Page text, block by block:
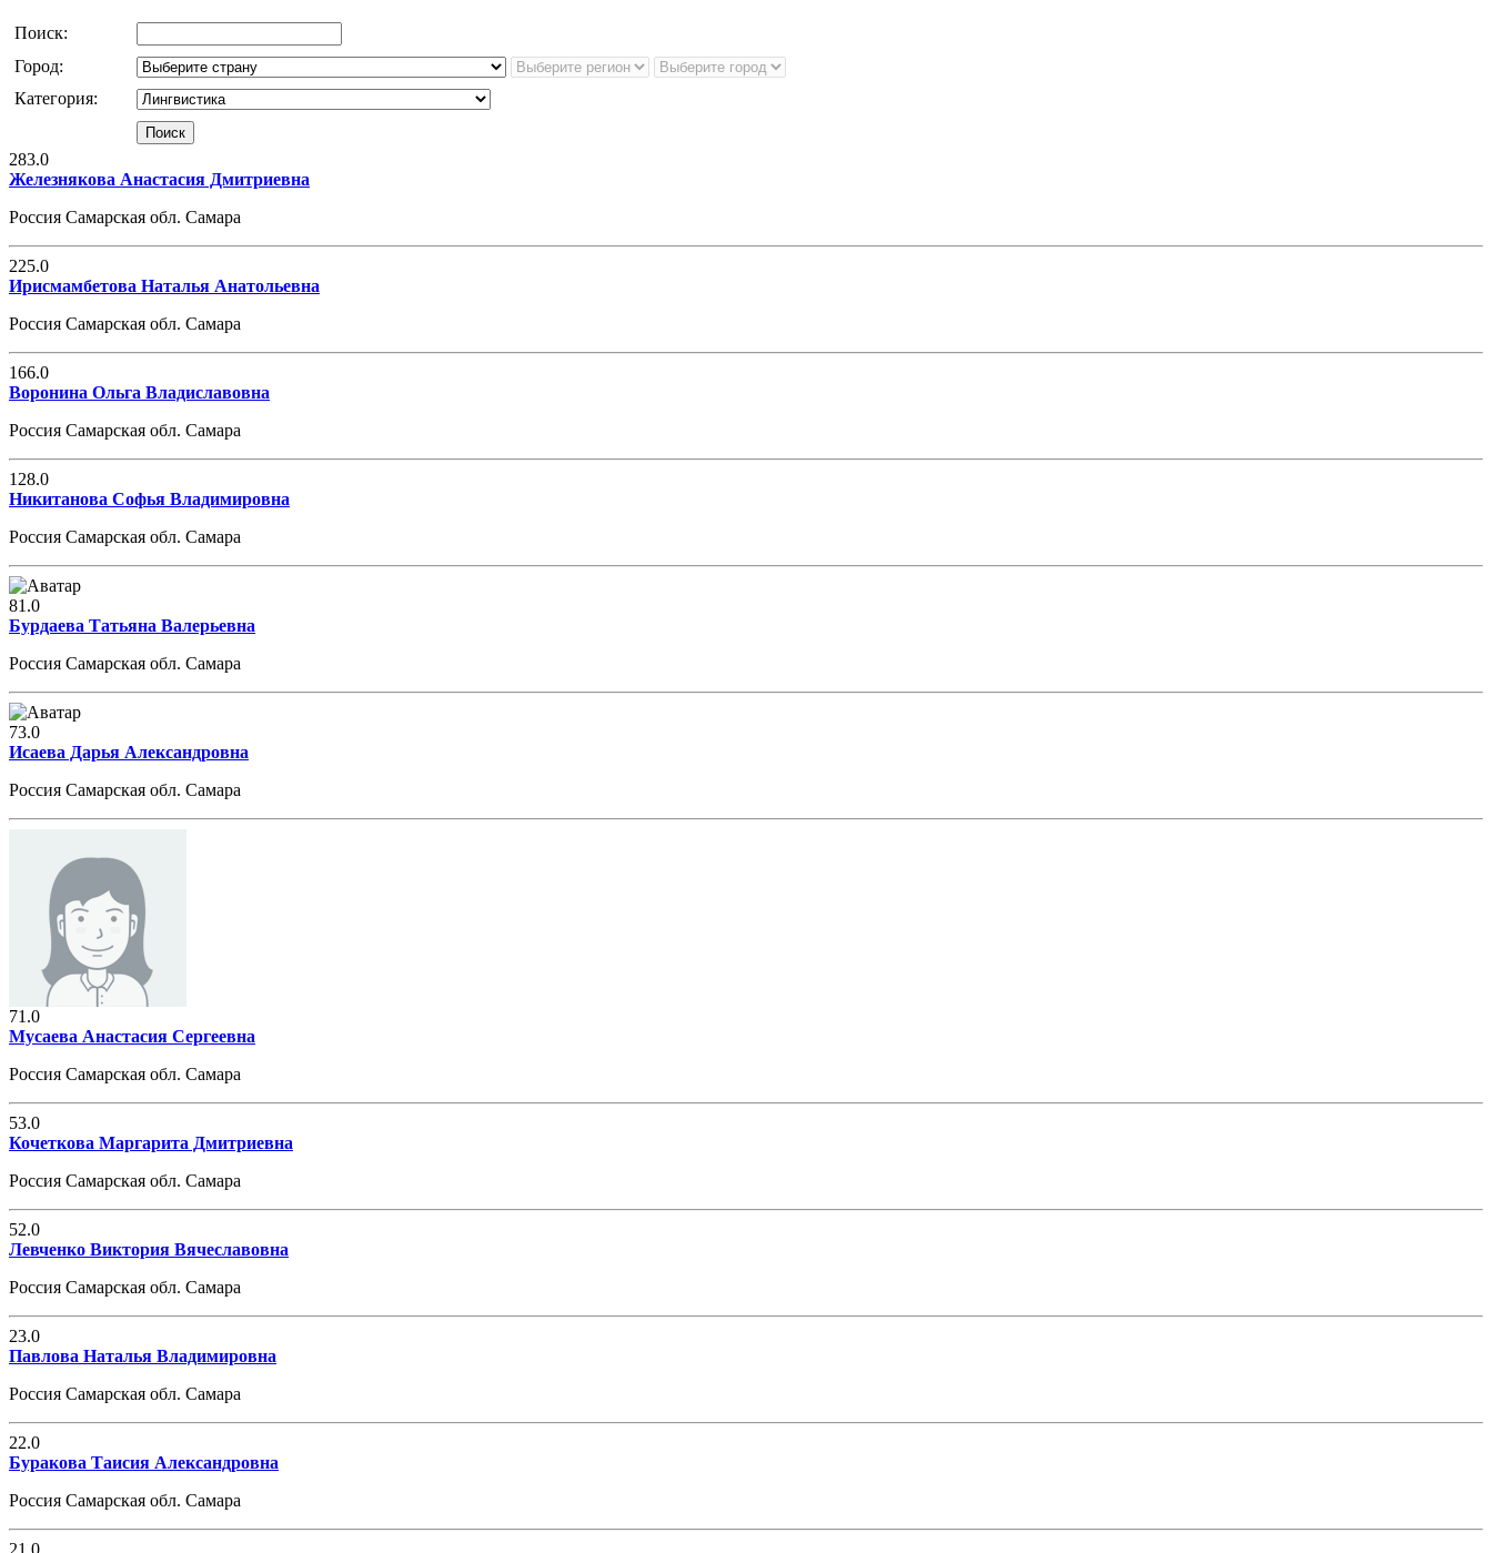
Поиск:
Город:
Категория:
283.0
Железнякова Анастасия Дмитриевна
Россия Самарская обл. Самара
225.0
Ирисмамбетова Наталья Анатольевна
Россия Самарская обл. Самара
166.0
Воронина Ольга Владиславовна
Россия Самарская обл. Самара
128.0
Никитанова Софья Владимировна
Россия Самарская обл. Самара
81.0
Бурдаева Татьяна Валерьевна
Россия Самарская обл. Самара
73.0
Исаева Дарья Александровна
Россия Самарская обл. Самара
71.0
Мусаева Анастасия Сергеевна
Россия Самарская обл. Самара
53.0
Кочеткова Маргарита Дмитриевна
Россия Самарская обл. Самара
52.0
Левченко Виктория Вячеславовна
Россия Самарская обл. Самара
23.0
Павлова Наталья Владимировна
Россия Самарская обл. Самара
22.0
Буракова Таисия Александровна
Россия Самарская обл. Самара